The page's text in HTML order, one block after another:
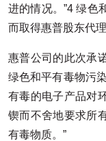
进的情况。”4 绿色
而取得惠普股东代
惠普公司的此次承
绿色和平有毒物污
有毒的电子产品对
锲而不舍地要求所
有毒物质。”